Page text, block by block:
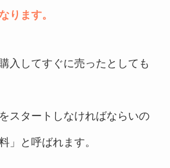
ります。
入してすぐに売ったとしても
スタートしなければならいの
」と呼ばれます。